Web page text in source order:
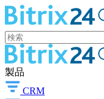
製品
CRM